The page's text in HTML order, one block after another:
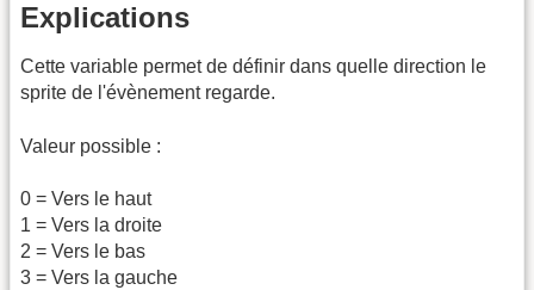
Explications
Cette variable permet de définir dans quelle direction le
sprite de l'évènement regarde.
Valeur possible :
0 = Vers le haut
1 = Vers la droite
2 = Vers le bas
3 = Vers la gauche